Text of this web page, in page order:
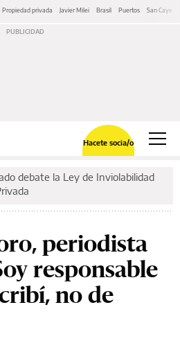
Propiedad privada Javier Milei Brasil Puertos San
Hacete socia/o
debate la Ley de Inviolabilidad
periodista
responsable
no de